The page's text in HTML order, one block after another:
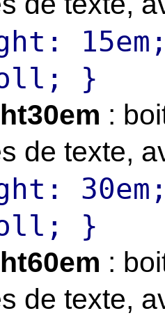
}
:
de texte,
}
:
de texte,